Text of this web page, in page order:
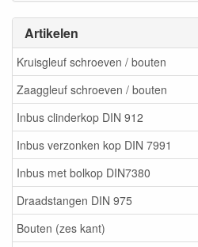
Artikelen
Kruisgleuf schroeven / bouten
Zaaggleuf schroeven / bouten
Inbus clinderkop DIN 912
Inbus verzonken kop DIN 7991
Inbus met bolkop DIN7380
Draadstangen DIN 975
Bouten (zes kant)